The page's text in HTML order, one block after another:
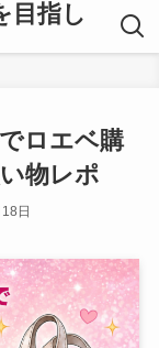
目指し
ロエベ購
物レポ
日